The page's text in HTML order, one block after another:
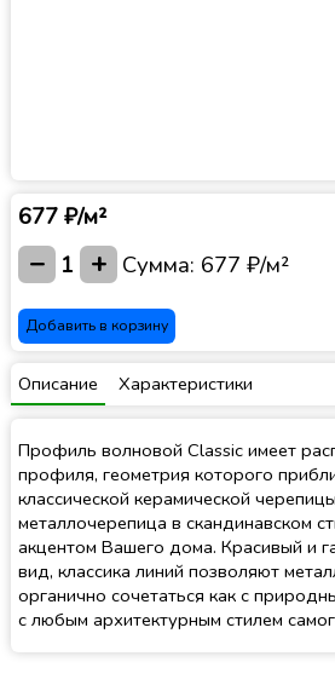
677 ₽/м²
− 1 + Сумма: 677 ₽/м²
Добавить в корзину
Описание Характеристики
Профиль волновой Classic имеет
профиля, геометрия которого
классической керамической
металлочерепица в скандинавском
акцентом Вашего дома. Красивый и
вид, классика линий позволяют
органично сочетаться как с
с любым архитектурным стилем